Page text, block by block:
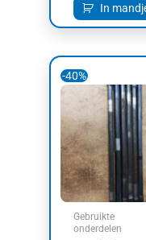
In
-40%
Gebruikte
onderdelen
was:
€151,25.